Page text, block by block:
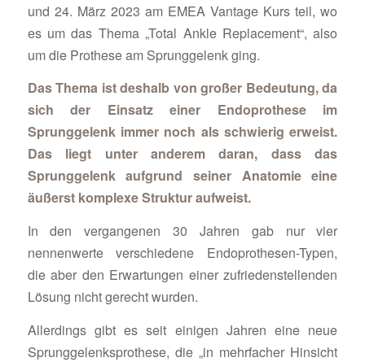
und 24. März 2023 am EMEA Vantage Kurs teil, wo
es um das Thema „Total Ankle Replacement“, also
um die Prothese am Sprunggelenk ging.
Das Thema ist deshalb von großer Bedeutung, da
sich der Einsatz einer Endoprothese im
Sprunggelenk immer noch als schwierig erweist.
Das liegt unter anderem daran, dass das
Sprunggelenk aufgrund seiner Anatomie eine
äußerst komplexe Struktur aufweist.
In den vergangenen 30 Jahren gab nur vier
nennenwerte verschiedene Endoprothesen-Typen,
die aber den Erwartungen einer zufriedenstellenden
Lösung nicht gerecht wurden.
Allerdings gibt es seit einigen Jahren eine neue
Sprunggelenksprothese, die „in mehrfacher Hinsicht